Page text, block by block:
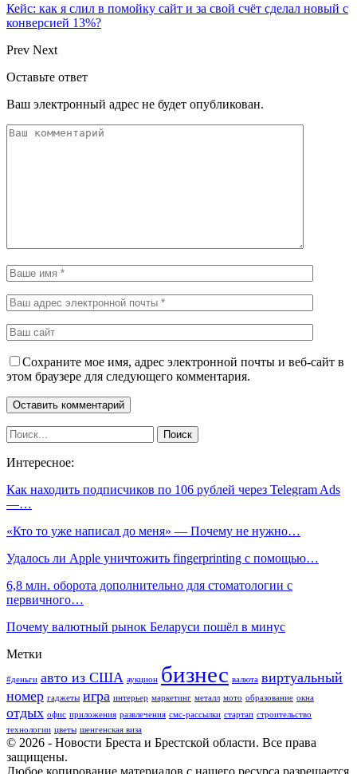
Кейс: как я слил в помойку сайт и за свой счёт сделал новый с
конверсией 13%?
Prev Next
Оставьте ответ
Ваш электронный адрес не будет опубликован.
Сохраните мое имя, адрес электронной почты и веб-сайт в
этом браузере для следующего комментария.
Интересное:
Как находить подписчиков по 106 рублей через Telegram Ads
—…
«Кто то уже написал до меня» — Почему не нужно…
Удалось ли Apple уничтожить fingerprinting с помощью…
6,8 млн. оборота дополнительно для стоматологии с
первичного…
Почему валютный рынок Беларуси пошёл в минус
Метки
#деньги авто из США аукцион бизнес валюта виртуальный
номер гаджеты игра интерьер маркетинг металл мото образование окна
отдых офис приложения развлечения смс-рассылки стартап строительство
технологии цветы шенгенская виза
© 2026 - Новости Бреста и Брестской области. Все права
защищены.
Любое копирование материалов с нашего ресурса разрешается